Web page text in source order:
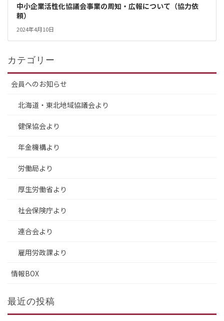
中小企業活性化協議会事業の周知・広報について（協力依
頼）
2024年4月10日
カテゴリー
会員へのお知らせ
北海道・東北地域協議会より
健保協会より
年金機構より
労働局より
厚生労働省より
社会保険庁より
連合会より
雇用労政課より
情報BOX
最近の投稿